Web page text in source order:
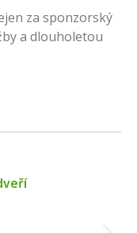
za sponzorský
a dlouholetou